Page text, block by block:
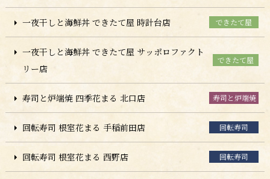
一夜干しと海鮮丼 できたて屋 時計台店 できたて屋
一夜干しと海鮮丼 できたて屋 サッポロファクト
リー店
できたて屋
寿司と炉端焼 四季花まる 北口店 寿司と炉端焼
回転寿司 根室花まる 手稲前田店 回転寿司
回転寿司 根室花まる 西野店 回転寿司